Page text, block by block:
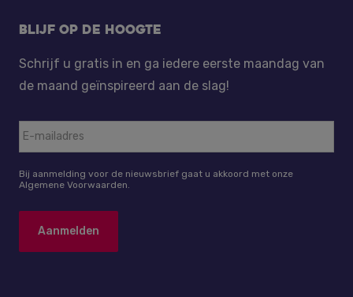
Blijf op de hoogte
Schrijf u gratis in en ga iedere eerste maandag van
de maand geïnspireerd aan de slag!
Bij aanmelding voor de nieuwsbrief gaat u akkoord met onze
Algemene Voorwaarden.